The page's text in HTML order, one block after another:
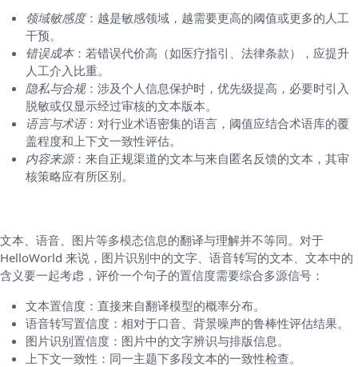
领域敏感度：越是敏感领域，越需要更高的阈值或更多的人工
干预。
错误成本：若错误代价高（如医疗指引、法律条款），应提升
人工介入比重。
隐私与合规：涉及个人信息保护时，优先级提高，必要时引入
脱敏或仅显示经过审核的文本版本。
语言与术语：对行业术语密集的语言，阈值应结合术语库的覆
盖程度和上下文一致性评估。
内容来源：来自正规渠道的文本与来自匿名反馈的文本，其审
核策略应有所区别。
文本、语音、图片等多模态信息的翻译与理解并不等同。对于
HelloWorld 来说，图片识别中的文字、语音转写的文本、文本中的
含义要一起考虑，评价一个句子的置信度需要综合多源信号：
文本置信度：直接来自翻译模型的概率分布。
语音转写置信度：相对于口音、背景噪声的鲁棒性评估结果。
图片识别置信度：图片中的文字辨识与排版信息。
上下文一致性：同一主题下多段文本的一致性检查。